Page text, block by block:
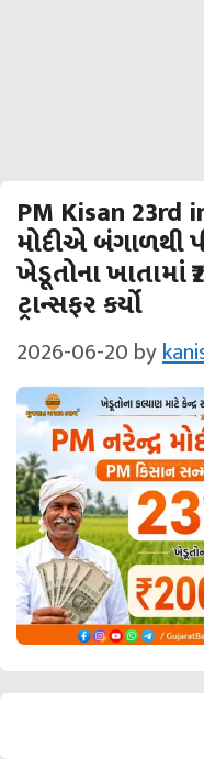
PM Kisan 23rd
મોદીએ બંગાળથી
ખેડૂતોના ખાતામાં
ટ્રાન્સફર કર્યો
2026-06-20 by